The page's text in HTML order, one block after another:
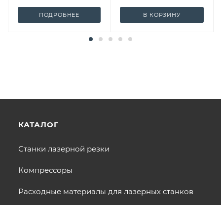
ПОДРОБНЕЕ В КОРЗИНУ
КАТАЛОГ
Станки лазерной резки
Компрессоры
Расходные материалы для лазерных станков